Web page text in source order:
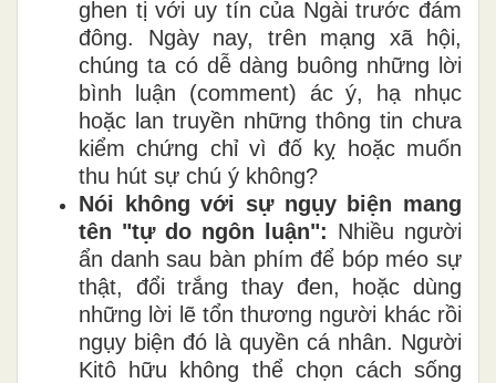
ghen tị với uy tín của Ngài trước đám
đông. Ngày nay, trên mạng xã hội,
chúng ta có dễ dàng buông những lời
bình luận (comment) ác ý, hạ nhục
hoặc lan truyền những thông tin chưa
kiểm chứng chỉ vì đố kỵ hoặc muốn
thu hút sự chú ý không?
Nói không với sự ngụy biện mang
tên "tự do ngôn luận": Nhiều người
ẩn danh sau bàn phím để bóp méo sự
thật, đổi trắng thay đen, hoặc dùng
những lời lẽ tổn thương người khác rồi
ngụy biện đó là quyền cá nhân. Người
Kitô hữu không thể chọn cách sống